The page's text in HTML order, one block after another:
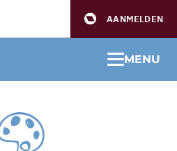
AANMELDEN
MENU